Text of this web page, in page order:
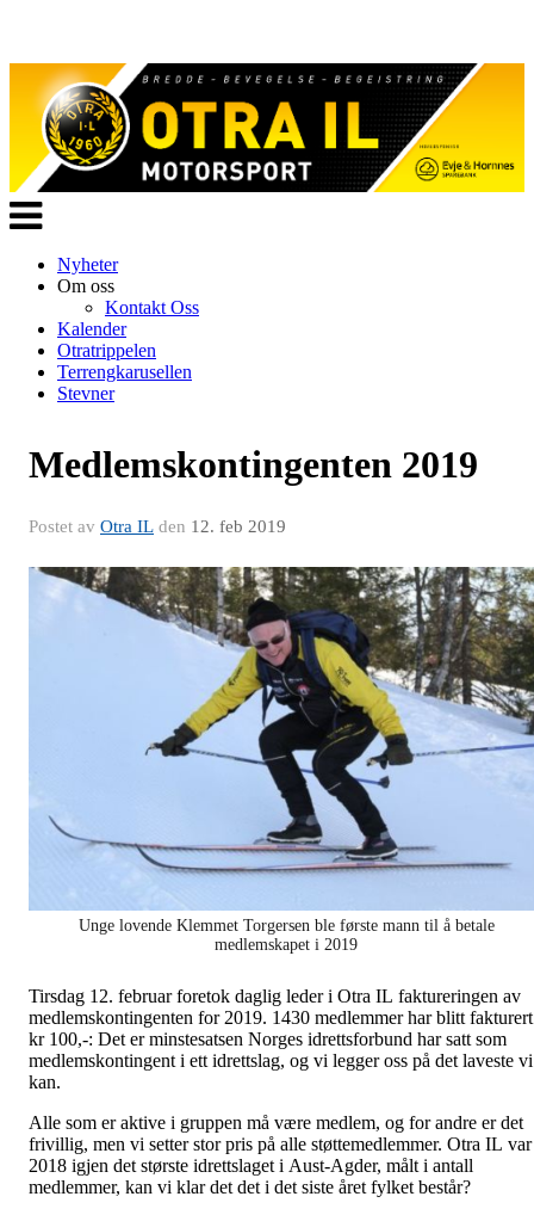
Veksle
navigasjon
Nyheter
Om oss
Kontakt Oss
Kalender
Otratrippelen
Terrengkarusellen
Stevner
Medlemskontingenten 2019
Postet av Otra IL den 12. feb 2019
Unge lovende Klemmet Torgersen ble første mann til å betale
medlemskapet i 2019
Tirsdag 12. februar foretok daglig leder i Otra IL faktureringen av
medlemskontingenten for 2019. 1430 medlemmer har blitt fakturert
kr 100,-: Det er minstesatsen Norges idrettsforbund har satt som
medlemskontingent i ett idrettslag, og vi legger oss på det laveste vi
kan.
Alle som er aktive i gruppen må være medlem, og for andre er det
frivillig, men vi setter stor pris på alle støttemedlemmer. Otra IL
2018 igjen det største idrettslaget i Aust-Agder, målt i antall
medlemmer, kan vi klar det det i det siste året fylket består?